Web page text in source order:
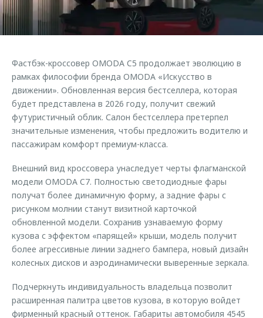
Страхование
Кредитный калькулятор
Одежда и сувениры
Оригинальные аксессуары
Запчасти
Трейд-ин
Клиентская поддержка
O&J Автоклуб
Приложение O&J
Аксессуары
Одежда и сувениры
Оригинальные аксессуары
Обратная связь
Фастбэк-кроссовер OMODA C5 продолжает эволюцию в
рамках философии бренда OMODA «Искусство в
движении». Обновленная версия бестселлера, которая
будет представлена в 2026 году, получит свежий
футуристичный облик. Салон бестселлера претерпел
значительные изменения, чтобы предложить водителю и
пассажирам комфорт премиум-класса.
Внешний вид кроссовера унаследует черты флагманской
модели OMODA C7. Полностью светодиодные фары
получат более динамичную форму, а задние фары с
рисунком молнии станут визитной карточкой
обновленной модели. Сохранив узнаваемую форму
кузова с эффектом «парящей» крыши, модель получит
более агрессивные линии заднего бампера, новый дизайн
колесных дисков и аэродинамически выверенные зеркала.
Подчеркнуть индивидуальность владельца позволит
расширенная палитра цветов кузова, в которую войдет
фирменный красный оттенок. Габариты автомобиля 4545